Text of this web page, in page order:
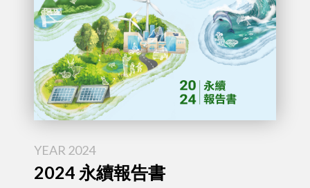
YEAR 2024
2024 永續報告書